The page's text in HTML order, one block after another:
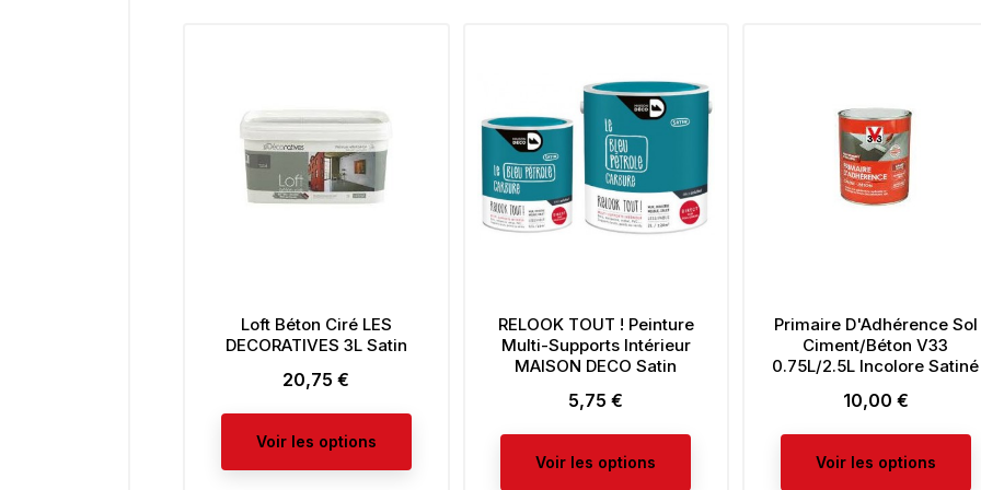
Loft Béton Ciré LES
DECORATIVES 3L Satin
Prix
20,75 €
Voir les options
RELOOK TOUT ! Peinture
Multi-Supports Intérieur
MAISON DECO Satin
Prix
5,75 €
Voir les options
Primaire D'Adhérence Sol
Ciment/Béton V33
0.75L/2.5L Incolore Satiné
Prix
10,00 €
Voir les options